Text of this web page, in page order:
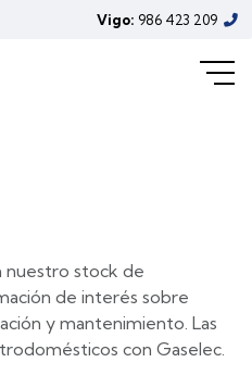
Vigo: 986 423 209
de Gaselec
nuestro stock de
de interés sobre
y mantenimiento. Las
con Gaselec.